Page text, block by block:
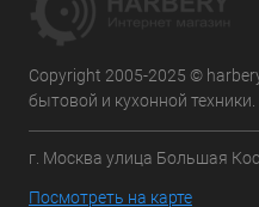
Copyright 2005-2025 ©
бытовой и кухонной
г. Москва улица Большая
Посмотреть на карте